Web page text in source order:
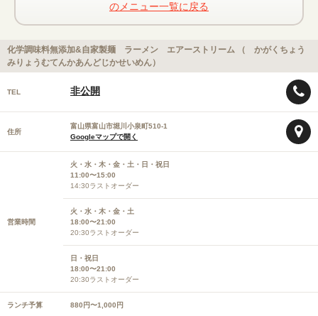
のメニュー一覧に戻る
化学調味料無添加&自家製麺 ラーメン エアーストリーム （ かがくちょう
みりょうむてんかあんどじかせいめん）
TEL 非公開
住所
富山県富山市堀川小泉町510-1
Googleマップで開く
営業時間
火・水・木・金・土・日・祝日
11:00〜15:00
14:30ラストオーダー
火・水・木・金・土
18:00〜21:00
20:30ラストオーダー
日・祝日
18:00〜21:00
20:30ラストオーダー
ランチ予算 880円〜1,000円